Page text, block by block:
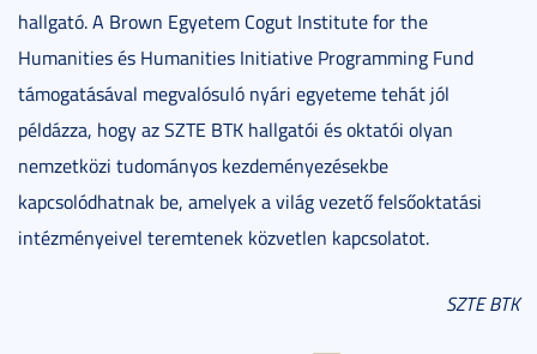
hallgató. A Brown Egyetem Cogut Institute for the
Humanities és Humanities Initiative Programming Fund
támogatásával megvalósuló nyári egyeteme tehát jól
példázza, hogy az SZTE BTK hallgatói és oktatói olyan
nemzetközi tudományos kezdeményezésekbe
kapcsolódhatnak be, amelyek a világ vezető felsőoktatási
intézményeivel teremtenek közvetlen kapcsolatot.
SZTE BTK